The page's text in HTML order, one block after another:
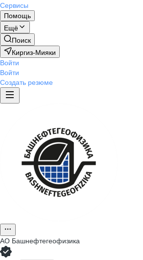
Сервисы
Помощь
Ещё
Поиск
Киргиз-Мияки
Войти
Войти
Создать резюме
АО Башнефтегеофизика